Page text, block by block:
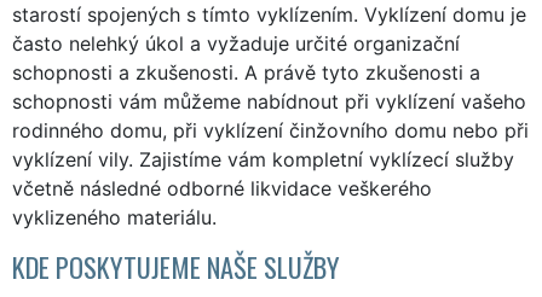
starostí spojených s tímto vyklízením. Vyklízení domu je
často nelehký úkol a vyžaduje určité organizační
schopnosti a zkušenosti. A právě tyto zkušenosti a
schopnosti vám můžeme nabídnout při vyklízení vašeho
rodinného domu, při vyklízení činžovního domu nebo při
vyklízení vily. Zajistíme vám kompletní vyklízecí služby
včetně následné odborné likvidace veškerého
vyklizeného materiálu.
KDE POSKYTUJEME NAŠE SLUŽBY